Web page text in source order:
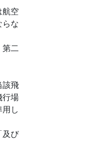
空
な
第二
該飛
行場
し
及び